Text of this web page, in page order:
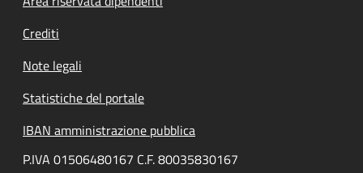
Crediti
Note legali
Statistiche del portale
IBAN amministrazione pubblica
P.IVA 01506480167 C.F. 80035830167